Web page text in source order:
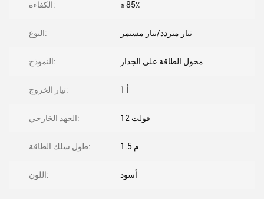
الكفاءة: ≥ 85٪
النوع: تيار متردد/تيار مستمر
النموذج: محول الطاقة على الجدار
تيار الخروج: 1 أ
الجهد الخارجي: 12 فولت
طول سلك الطاقة: 1.5 م
اللون: أسود